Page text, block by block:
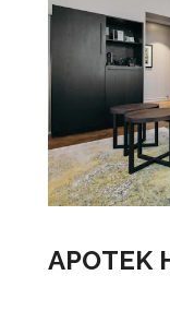
APOTEK